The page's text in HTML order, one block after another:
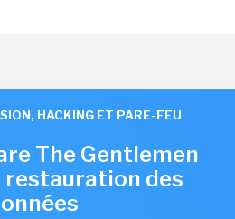
HACKING ET PARE-FEU
The Gentlemen
restauration des